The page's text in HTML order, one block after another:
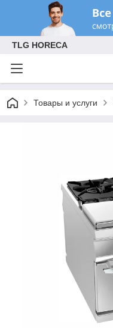
TLG HORECA
Товары и услуги